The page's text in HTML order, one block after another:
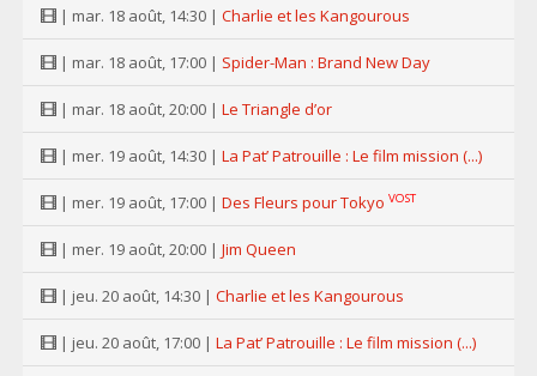
| mar. 18 août, 14:30 | Charlie et les Kangourous
| mar. 18 août, 17:00 | Spider-Man : Brand New Day
| mar. 18 août, 20:00 | Le Triangle d’or
| mer. 19 août, 14:30 | La Pat’ Patrouille : Le film mission (...)
| mer. 19 août, 17:00 | Des Fleurs pour Tokyo VOST
| mer. 19 août, 20:00 | Jim Queen
| jeu. 20 août, 14:30 | Charlie et les Kangourous
| jeu. 20 août, 17:00 | La Pat’ Patrouille : Le film mission (...)